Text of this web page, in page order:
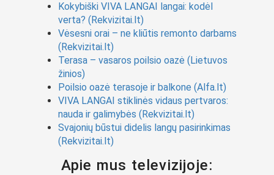
Kokybiški VIVA LANGAI langai: kodėl
verta? (Rekvizitai.lt)
Vėsesni orai – ne kliūtis remonto darbams
(Rekvizitai.lt)
Terasa – vasaros poilsio oazė (Lietuvos
žinios)
Poilsio oazė terasoje ir balkone (Alfa.lt)
VIVA LANGAI stiklinės vidaus pertvaros:
nauda ir galimybės (Rekvizitai.lt)
Svajonių būstui didelis langų pasirinkimas
(Rekvizitai.lt)
Apie mus televizijoje: